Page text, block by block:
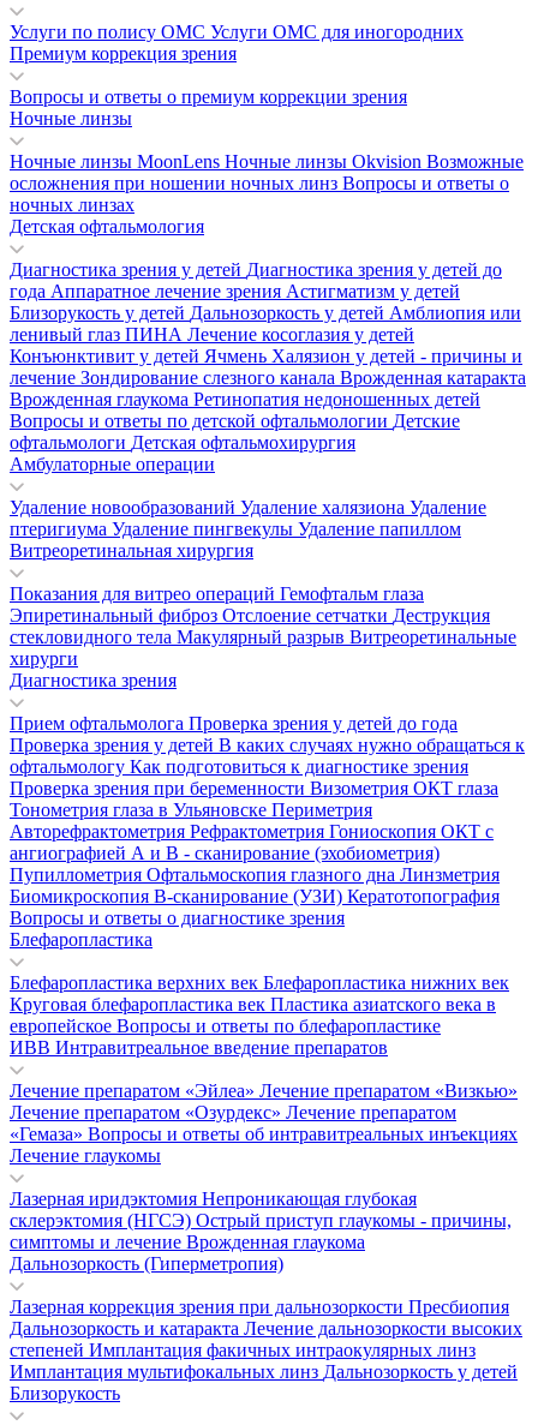
Услуги по полису ОМС Услуги ОМС для иногородних
Премиум коррекция зрения
Вопросы и ответы о премиум коррекции зрения
Ночные линзы
Ночные линзы MoonLens Ночные линзы Okvision Возможные
осложнения при ношении ночных линз Вопросы и ответы о
ночных линзах
Детская офтальмология
Диагностика зрения у детей Диагностика зрения у детей до
года Аппаратное лечение зрения Астигматизм у детей
Близорукость у детей Дальнозоркость у детей Амблиопия или
ленивый глаз ПИНА Лечение косоглазия у детей
Конъюнктивит у детей Ячмень Халязион у детей - причины и
лечение Зондирование слезного канала Врожденная катаракта
Врожденная глаукома Ретинопатия недоношенных детей
Вопросы и ответы по детской офтальмологии Детские
офтальмологи Детская офтальмохирургия
Амбулаторные операции
Удаление новообразований Удаление халязиона Удаление
птеригиума Удаление пингвекулы Удаление папиллом
Витреоретинальная хирургия
Показания для витрео операций Гемофтальм глаза
Эпиретинальный фиброз Отслоение сетчатки Деструкция
стекловидного тела Макулярный разрыв Витреоретинальные
хирурги
Диагностика зрения
Прием офтальмолога Проверка зрения у детей до года
Проверка зрения у детей В каких случаях нужно обращаться к
офтальмологу Как подготовиться к диагностике зрения
Проверка зрения при беременности Визометрия ОКТ глаза
Тонометрия глаза в Ульяновске Периметрия
Авторефрактометрия Рефрактометрия Гониоскопия ОКТ с
ангиографией А и В - сканирование (эхобиометрия)
Пупиллометрия Офтальмоскопия глазного дна Линзметрия
Биомикроскопия В-сканирование (УЗИ) Кератотопография
Вопросы и ответы о диагностике зрения
Блефаропластика
Блефаропластика верхних век Блефаропластика нижних век
Круговая блефаропластика век Пластика азиатского века в
европейское Вопросы и ответы по блефаропластике
ИВВ Интравитреальное введение препаратов
Лечение препаратом «Эйлеа» Лечение препаратом «Визкью»
Лечение препаратом «Озурдекс» Лечение препаратом
«Гемаза» Вопросы и ответы об интравитреальных инъекциях
Лечение глаукомы
Лазерная иридэктомия Непроникающая глубокая
склерэктомия (НГСЭ) Острый приступ глаукомы - причины,
симптомы и лечение Врожденная глаукома
Дальнозоркость (Гиперметропия)
Лазерная коррекция зрения при дальнозоркости Пресбиопия
Дальнозоркость и катаракта Лечение дальнозоркости высоких
степеней Имплантация факичных интраокулярных линз
Имплантация мультифокальных линз Дальнозоркость у детей
Близорукость